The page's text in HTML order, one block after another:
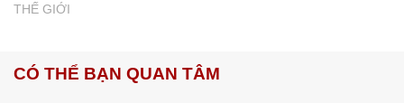
THẾ GIỚI
CÓ THỂ BẠN QUAN TÂM